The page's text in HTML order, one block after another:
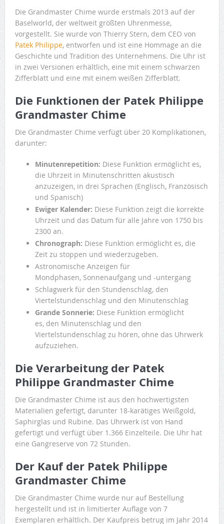
Die Grandmaster Chime wurde erstmals 2013 auf der
Baselworld, der weltweit größten Uhrenmesse,
vorgestellt. Sie wurde von Thierry Stern, dem CEO von
Patek Philippe, entworfen und ist eine Hommage an die
Geschichte und Tradition des Unternehmens. Die Uhr ist
in zwei Versionen erhältlich, eine mit einem schwarzen
Zifferblatt und eine mit einem weißen Zifferblatt.
Die Funktionen der Patek Philippe
Grandmaster Chime
Die Grandmaster Chime verfügt über 20 Komplikationen,
darunter:
Minutenrepetition: Diese Funktion ermöglicht es,
die Uhrzeit in Minutenschritten akustisch
anzuzeigen, in drei Sprachen (Englisch, Französisch
und Spanisch)
Ewiger Kalender: Diese Funktion zeigt die korrekte
Uhrzeit und das Datum für alle Jahre von 1750 bis
2300 an.
Chronograph: Diese Funktion ermöglicht es, die
Zeit zu stoppen und wiederzugeben.
Astronomische Anzeigen für
Mondphasen, Sonnenaufgang und -untergang
Schlagwerk für den Stundenschlag, den
Viertelstundenschlag und den Minutenschlag
Grande Sonnerie: Diese Funktion ermöglicht
es, den Minutenschlag und den
Viertelstundenschlag zu hören, ohne das Uhrwerk
aufzuziehen.
Die Verarbeitung der Patek
Philippe Grandmaster Chime
Die Grandmaster Chime ist aus den hochwertigsten
Materialien gefertigt, darunter 18-karätiges Weißgold,
Saphirglas und Rubine. Das Uhrwerk ist von Hand
gefertigt und verfügt über 1.366 Einzelteile. Die Uhr hat
eine Gangreserve von 72 Stunden.
Der Kauf der Patek Philippe
Grandmaster Chime
Die Grandmaster Chime wurde nur auf Bestellung
hergestellt und ist in limitierter Auflage von 7
Exemplaren erhältlich. Der Kaufpreis betrug im Jahr 2014